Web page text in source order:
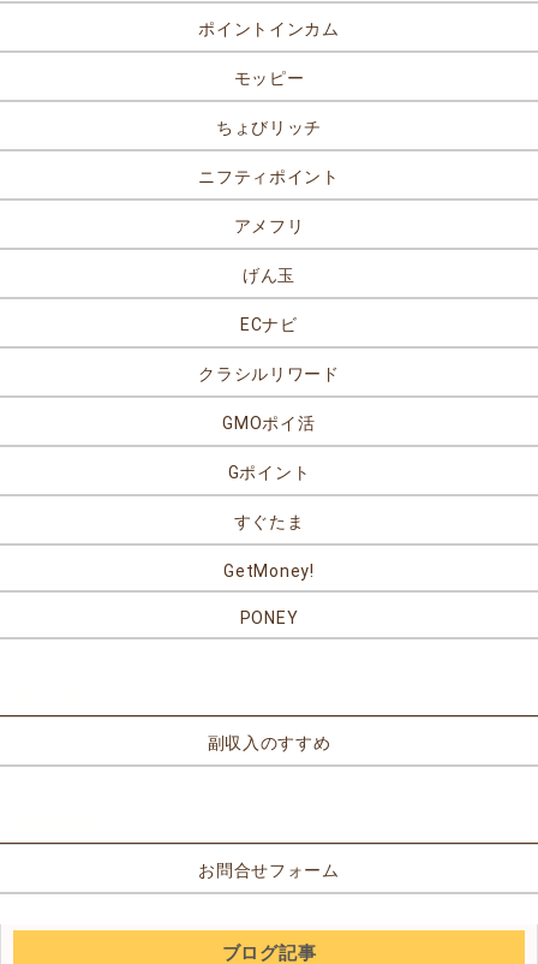
ポイントインカム
モッピー
ちょびリッチ
ニフティポイント
アメフリ
げん玉
ECナビ
クラシルリワード
GMOポイ活
Gポイント
すぐたま
GetMoney!
PONEY
副収入のすすめ
お問合せフォーム
ブログ記事